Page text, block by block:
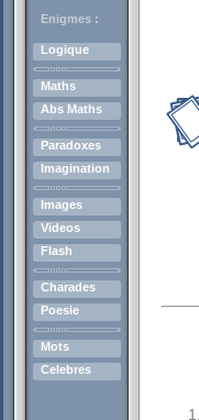
Enigmes :
Logique
Maths
Abs Maths
Paradoxes
Imagination
Images
Videos
Flash
Charades
Poesie
Mots
Celebres